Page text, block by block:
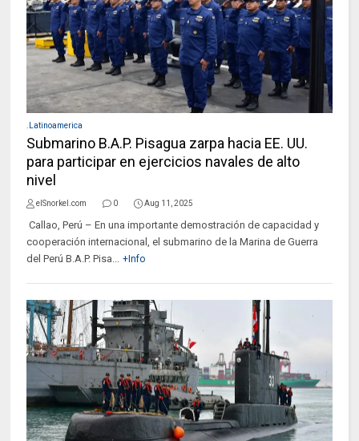
.Latinoamerica
Submarino B.A.P. Pisagua zarpa hacia EE. UU.
para participar en ejercicios navales de alto
nivel
elSnorkel.com 0 Aug 11, 2025
Callao, Perú – En una importante demostración de capacidad y
cooperación internacional, el submarino de la Marina de Guerra
del Perú B.A.P. Pisa... +Info